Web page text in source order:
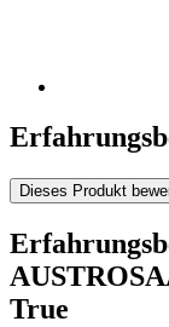
Dieses Produkt
True